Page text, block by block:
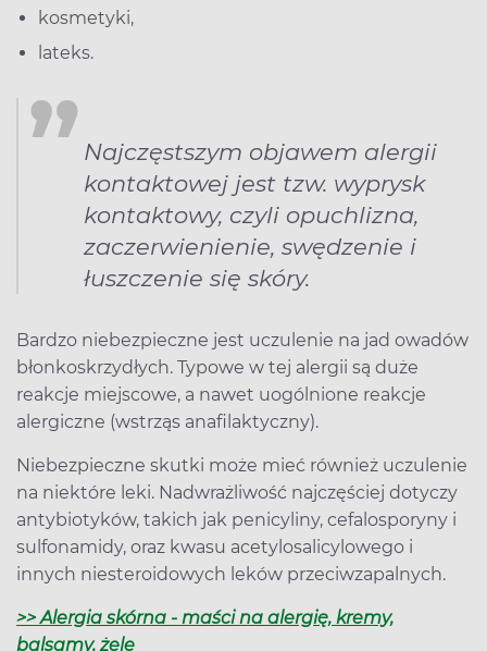
kosmetyki,
lateks.
Najczęstszym objawem alergii
kontaktowej jest tzw. wyprysk
kontaktowy, czyli opuchlizna,
zaczerwienienie, swędzenie i
łuszczenie się skóry.
Bardzo niebezpieczne jest uczulenie na jad owadów
błonkoskrzydłych. Typowe w tej alergii są duże
reakcje miejscowe, a nawet uogólnione reakcje
alergiczne (wstrząs anafilaktyczny).
Niebezpieczne skutki może mieć również uczulenie
na niektóre leki. Nadwrażliwość najczęściej dotyczy
antybiotyków, takich jak penicyliny, cefalosporyny i
sulfonamidy, oraz kwasu acetylosalicylowego i
innych niesteroidowych leków przeciwzapalnych.
>> Alergia skórna - maści na alergię, kremy,
balsamy, żele